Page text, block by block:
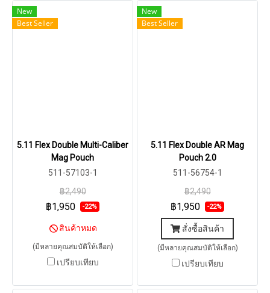
New
Best Seller
5.11 Flex Double Multi-Caliber
Mag Pouch
511-57103-1
฿2,490
฿1,950 -22%
สินค้าหมด
(มีหลายคุณสมบัติให้เลือก)
เปรียบเทียบ
New
Best Seller
5.11 Flex Double AR Mag
Pouch 2.0
511-56754-1
฿2,490
฿1,950 -22%
สั่งซื้อสินค้า
(มีหลายคุณสมบัติให้เลือก)
เปรียบเทียบ